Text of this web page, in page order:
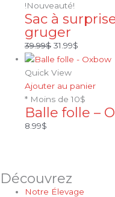
!Nouveauté!
Sac à
gruger
39.99$ 31.99$
Quick View
Ajouter au panier
* Moins de 10$
Balle folle –
8.99$
Découvrez
Notre Élevage